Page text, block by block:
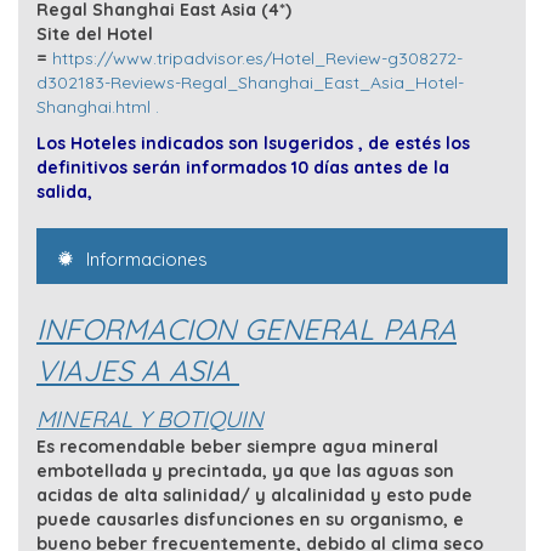
Regal Shanghai East Asia (4*)
Site del Hotel
= https://www.tripadvisor.es/Hotel_Review-g308272-
d302183-Reviews-Regal_Shanghai_East_Asia_Hotel-
Shanghai.html .
Los Hoteles indicados son lsugeridos , de estés los
definitivos serán informados 10 días antes de la
salida,
Informaciones
INFORMACION GENERAL PARA
VIAJES A ASIA
MINERAL Y BOTIQUIN
Es recomendable beber siempre agua mineral
embotellada y precintada, ya que las aguas son
acidas de alta salinidad/ y alcalinidad y esto pude
puede causarles disfunciones en su organismo, e
bueno beber frecuentemente, debido al clima seco